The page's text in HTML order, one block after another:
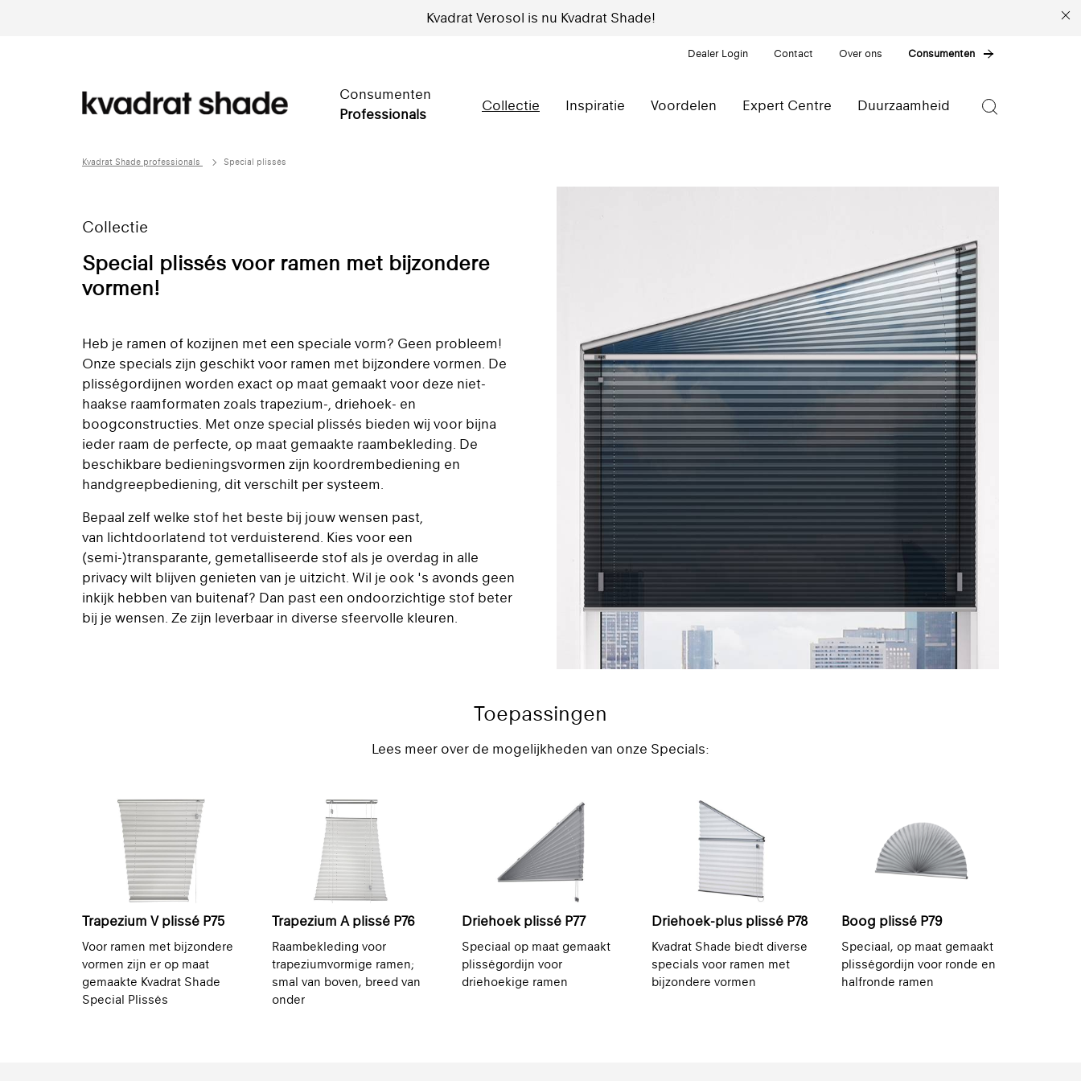
Kvadrat Verosol is nu Kvadrat Shade!
Dealer Login Contact Over ons Consumenten
Consumenten
Professionals
Collectie Inspiratie Voordelen Expert Centre Duurzaamheid
Kvadrat Shade professionals Special plissés
Collectie
Special plissés voor ramen met bijzondere
vormen!
Heb je ramen of kozijnen met een speciale vorm? Geen probleem!
Onze specials zijn geschikt voor ramen met bijzondere vormen. De
plisségordijnen worden exact op maat gemaakt voor deze niet-
haakse raamformaten zoals trapezium-, driehoek- en
boogconstructies. Met onze special plissés bieden wij voor bijna
ieder raam de perfecte, op maat gemaakte raambekleding. De
beschikbare bedieningsvormen zijn koordrembediening en
handgreepbediening, dit verschilt per systeem.
Bepaal zelf welke stof het beste bij jouw wensen past,
van lichtdoorlatend tot verduisterend. Kies voor een
(semi-)transparante, gemetalliseerde stof als je overdag in alle
privacy wilt blijven genieten van je uitzicht. Wil je ook 's avonds geen
inkijk hebben van buitenaf? Dan past een ondoorzichtige stof beter
bij je wensen. Ze zijn leverbaar in diverse sfeervolle kleuren.
Toepassingen
Lees meer over de mogelijkheden van onze Specials:
Trapezium V plissé P75
Voor ramen met bijzondere
vormen zijn er op maat
gemaakte Kvadrat Shade
Special Plissés
Trapezium A plissé P76
Raambekleding voor
trapeziumvormige ramen;
smal van boven, breed van
onder
Driehoek plissé P77
Speciaal op maat gemaakt
plisségordijn voor
driehoekige ramen
Driehoek-plus plissé P78
Kvadrat Shade biedt diverse
specials voor ramen met
bijzondere vormen
Boog plissé P79
Speciaal, op maat gemaakt
plisségordijn voor ronde en
halfronde ramen